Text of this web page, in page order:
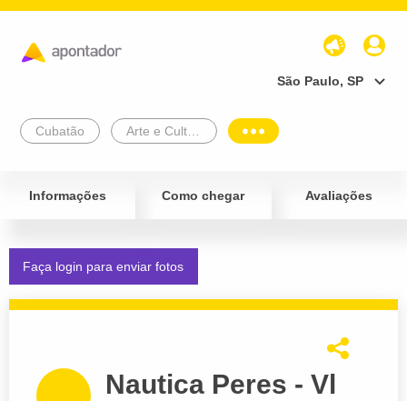
São Paulo, SP
Cubatão
Informações Como chegar Avaliações
Faça login para enviar fotos
Nautica Peres - Vl